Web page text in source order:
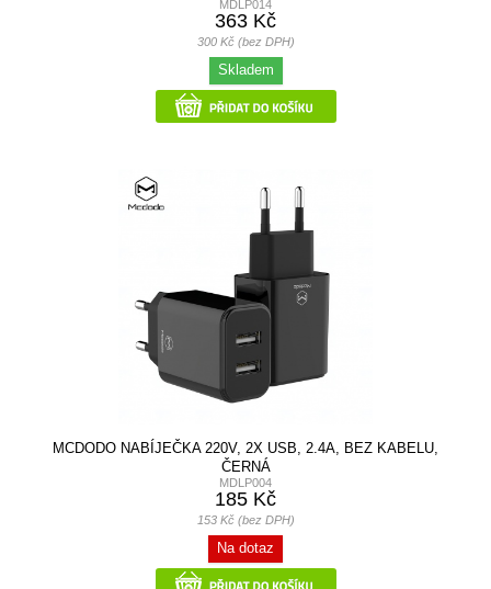
MDLP014
363 Kč
300 Kč (bez DPH)
Skladem
MCDODO NABÍJEČKA 220V, 2X USB, 2.4A, BEZ KABELU,
ČERNÁ
MDLP004
185 Kč
153 Kč (bez DPH)
Na dotaz